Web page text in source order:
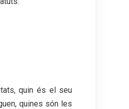
quin és el seu
quines són les